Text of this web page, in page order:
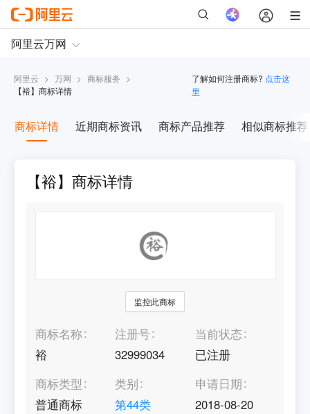
阿里云 > 万网 > 商标服务 >
【裕】商标详情
了解如何注册商标? 点击这
里
商标详情 近期商标资讯 商标产品推荐 相似商标推荐
【裕】商标详情
监控此商标
商标名称
裕
注册号
32999034
当前状态
已注册
商标类型
普通商标
类别
第44类
申请日期
2018-08-20